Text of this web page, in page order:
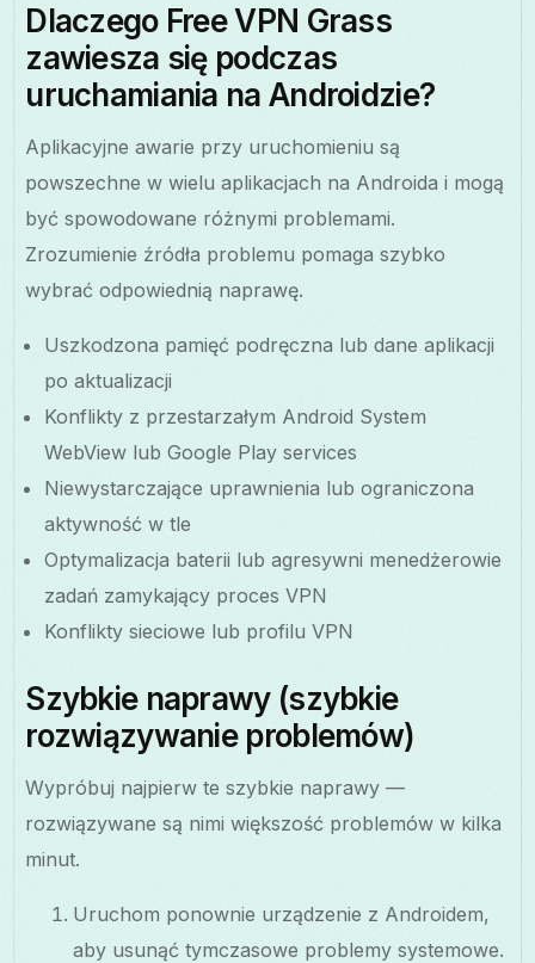
Dlaczego Free VPN Grass
zawiesza się podczas
uruchamiania na Androidzie?
Aplikacyjne awarie przy uruchomieniu są
powszechne w wielu aplikacjach na Androida i mogą
być spowodowane różnymi problemami.
Zrozumienie źródła problemu pomaga szybko
wybrać odpowiednią naprawę.
Uszkodzona pamięć podręczna lub dane aplikacji
po aktualizacji
Konflikty z przestarzałym Android System
WebView lub Google Play services
Niewystarczające uprawnienia lub ograniczona
aktywność w tle
Optymalizacja baterii lub agresywni menedżerowie
zadań zamykający proces VPN
Konflikty sieciowe lub profilu VPN
Szybkie naprawy (szybkie
rozwiązywanie problemów)
Wypróbuj najpierw te szybkie naprawy —
rozwiązywane są nimi większość problemów w kilka
minut.
Uruchom ponownie urządzenie z Androidem,
aby usunąć tymczasowe problemy systemowe.